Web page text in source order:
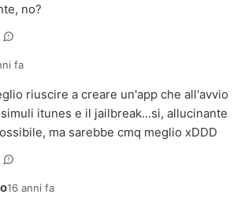
no?
fa
riuscire a creare un'app che all'avvio
itunes e il jailbreak...si, allucinante
ma sarebbe cmq meglio xDDD
16 anni fa